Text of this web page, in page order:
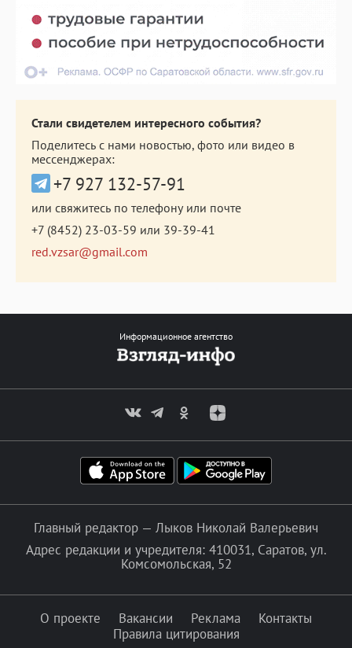
Стали свидетелем интересного события?
Поделитесь с нами новостью, фото или видео в
мессенджерах:
+7 927 132-57-91
или свяжитесь по телефону или почте
+7 (8452) 23-03-59 или 39-39-41
red.vzsar@gmail.com
Информационное агентство
Главный редактор — Лыков Николай Валерьевич
Адрес редакции и учредителя: 410031, Саратов, ул.
Комсомольская, 52
О проекте Вакансии Реклама
Контакты
Правила цитирования